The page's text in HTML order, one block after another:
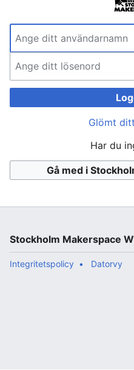
Glömt
Har du
Gå med i
Stockholm Makerspace
Integritetspolicy Datorvy